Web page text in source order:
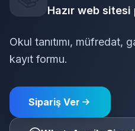
Hazır web sitesi
Okul tanıtımı, müfredat,
kayıt formu.
Sipariş Ver